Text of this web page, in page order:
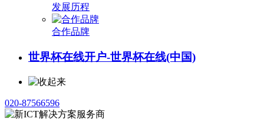
发展历程
合作品牌
世界杯在线开户-世界杯在线(中国)
020-87566596